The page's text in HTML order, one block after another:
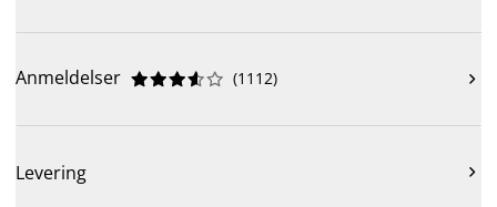
Anmeldelser 




 (1112) 
Levering 